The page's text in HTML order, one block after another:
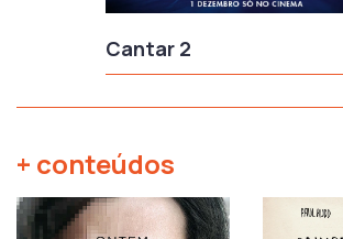
Cantar 2
+ conteúdos